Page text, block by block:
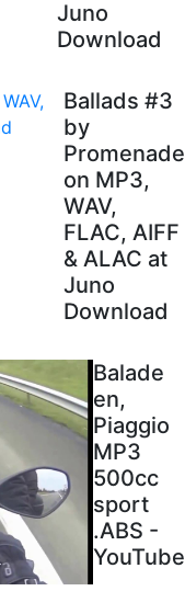
Juno
Download
Ballads #3
by
Promenade
on MP3,
WAV,
FLAC, AIFF
& ALAC at
Juno
Download
Balade
en,
Piaggio
MP3
500cc
sport
.ABS -
YouTube